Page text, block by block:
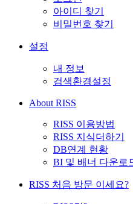
아이디 찾기
비밀번호 찾기
설정
내 정보
검색환경설정
About RISS
RISS 이용방법
RISS 지식더하기
DB연계 현황
BI 및 배너 다운로
RISS 처음 방문 이세요?